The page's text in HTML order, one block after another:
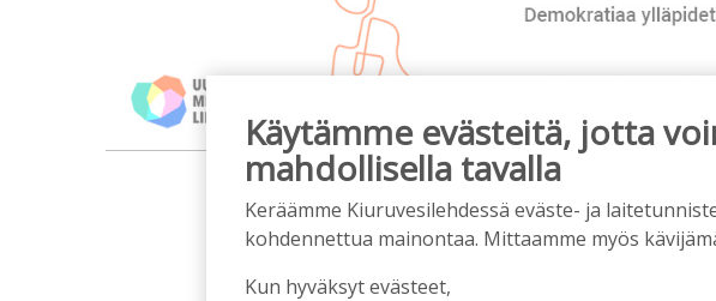
mainos päättyy
Käytämme evästeitä, jotta
mahdollisella tavalla
Keräämme Kiuruvesilehdessä eväste- ja
kohdennettua mainontaa. Mittaamme myös
Kun hyväksyt evästeet,